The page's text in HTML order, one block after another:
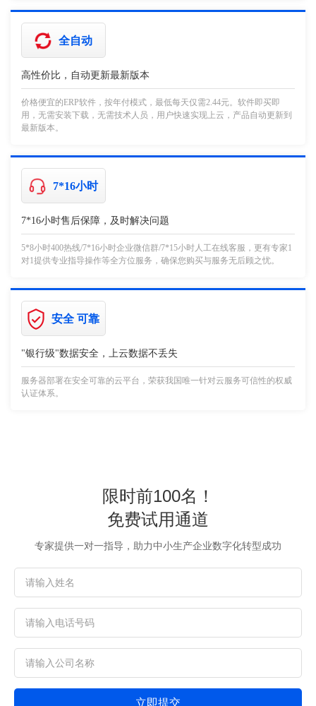
全自动
高性价比，自动更新最新版本
价格便宜的ERP软件，按年付模式，最低每天仅需2.44元。软件即买即
用，无需安装下载，无需技术人员，用户快速实现上云，产品自动更新到
最新版本。
7*16小时
7*16小时售后保障，及时解决问题
5*8小时400热线/7*16小时企业微信群/7*15小时人工在线客服，更有专家1
对1提供专业指导操作等全方位服务，确保您购买与服务无后顾之忧。
安全 可靠
"银行级"数据安全，上云数据不丢失
服务器部署在安全可靠的云平台，荣获我国唯一针对云服务可信性的权威
认证体系。
限时前100名！
免费试用通道
专家提供一对一指导，助力中小生产企业数字化转型成功
立即提交